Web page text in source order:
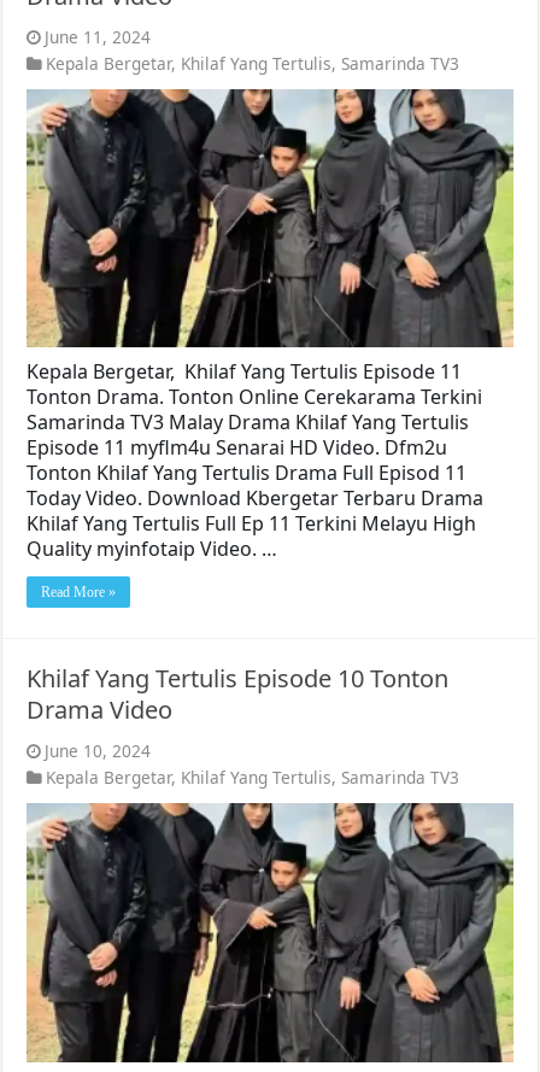
June 11, 2024
Kepala Bergetar, Khilaf Yang Tertulis, Samarinda TV3
Kepala Bergetar, Khilaf Yang Tertulis Episode 11
Tonton Drama. Tonton Online Cerekarama Terkini
Samarinda TV3 Malay Drama Khilaf Yang Tertulis
Episode 11 myflm4u Senarai HD Video. Dfm2u
Tonton Khilaf Yang Tertulis Drama Full Episod 11
Today Video. Download Kbergetar Terbaru Drama
Khilaf Yang Tertulis Full Ep 11 Terkini Melayu High
Quality myinfotaip Video. …
Read More »
Khilaf Yang Tertulis Episode 10 Tonton
Drama Video
June 10, 2024
Kepala Bergetar, Khilaf Yang Tertulis, Samarinda TV3